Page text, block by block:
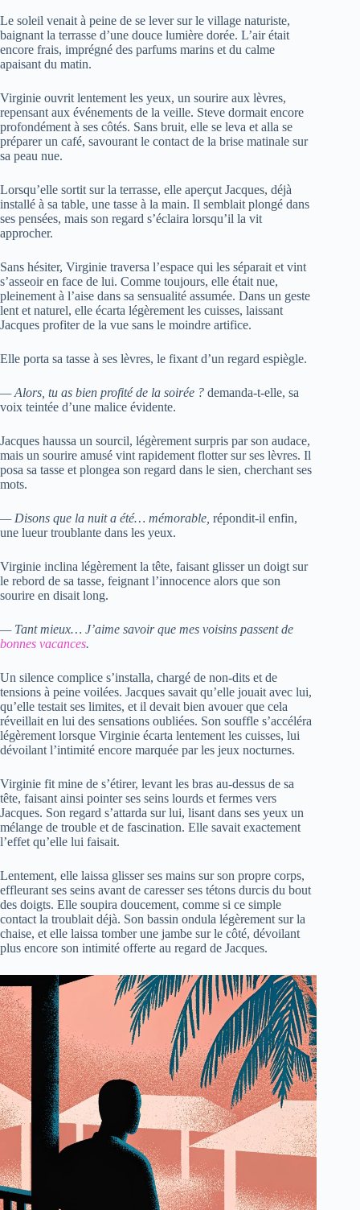
Le soleil venait à peine de se lever sur le village naturiste,
baignant la terrasse d’une douce lumière dorée. L’air était
encore frais, imprégné des parfums marins et du calme
apaisant du matin.
Virginie ouvrit lentement les yeux, un sourire aux lèvres,
repensant aux événements de la veille. Steve dormait encore
profondément à ses côtés. Sans bruit, elle se leva et alla se
préparer un café, savourant le contact de la brise matinale sur
sa peau nue.
Lorsqu’elle sortit sur la terrasse, elle aperçut Jacques, déjà
installé à sa table, une tasse à la main. Il semblait plongé dans
ses pensées, mais son regard s’éclaira lorsqu’il la vit
approcher.
Sans hésiter, Virginie traversa l’espace qui les séparait et vint
s’asseoir en face de lui. Comme toujours, elle était nue,
pleinement à l’aise dans sa sensualité assumée. Dans un geste
lent et naturel, elle écarta légèrement les cuisses, laissant
Jacques profiter de la vue sans le moindre artifice.
Elle porta sa tasse à ses lèvres, le fixant d’un regard espiègle.
— Alors, tu as bien profité de la soirée ? demanda-t-elle, sa
voix teintée d’une malice évidente.
Jacques haussa un sourcil, légèrement surpris par son audace,
mais un sourire amusé vint rapidement flotter sur ses lèvres. Il
posa sa tasse et plongea son regard dans le sien, cherchant ses
mots.
— Disons que la nuit a été… mémorable, répondit-il enfin,
une lueur troublante dans les yeux.
Virginie inclina légèrement la tête, faisant glisser un doigt sur
le rebord de sa tasse, feignant l’innocence alors que son
sourire en disait long.
— Tant mieux… J’aime savoir que mes voisins passent de
bonnes vacances.
Un silence complice s’installa, chargé de non-dits et de
tensions à peine voilées. Jacques savait qu’elle jouait avec lui,
qu’elle testait ses limites, et il devait bien avouer que cela
réveillait en lui des sensations oubliées. Son souffle s’accéléra
légèrement lorsque Virginie écarta lentement les cuisses, lui
dévoilant l’intimité encore marquée par les jeux nocturnes.
Virginie fit mine de s’étirer, levant les bras au-dessus de sa
tête, faisant ainsi pointer ses seins lourds et fermes vers
Jacques. Son regard s’attarda sur lui, lisant dans ses yeux un
mélange de trouble et de fascination. Elle savait exactement
l’effet qu’elle lui faisait.
Lentement, elle laissa glisser ses mains sur son propre corps,
effleurant ses seins avant de caresser ses tétons durcis du bout
des doigts. Elle soupira doucement, comme si ce simple
contact la troublait déjà. Son bassin ondula légèrement sur la
chaise, et elle laissa tomber une jambe sur le côté, dévoilant
plus encore son intimité offerte au regard de Jacques.